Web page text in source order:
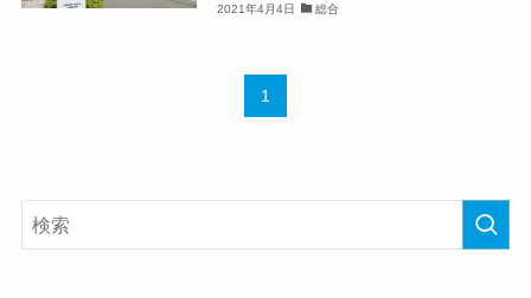
2021年4月4日 総合
1